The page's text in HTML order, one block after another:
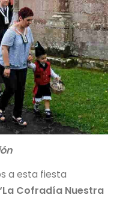
a esta fiesta
Cofradía Nuestra